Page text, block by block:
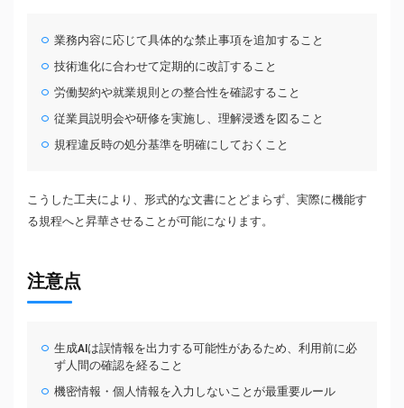
業務内容に応じて具体的な禁止事項を追加すること
技術進化に合わせて定期的に改訂すること
労働契約や就業規則との整合性を確認すること
従業員説明会や研修を実施し、理解浸透を図ること
規程違反時の処分基準を明確にしておくこと
こうした工夫により、形式的な文書にとどまらず、実際に機能す
る規程へと昇華させることが可能になります。
注意点
生成AIは誤情報を出力する可能性があるため、利用前に必
ず人間の確認を経ること
機密情報・個人情報を入力しないことが最重要ルール